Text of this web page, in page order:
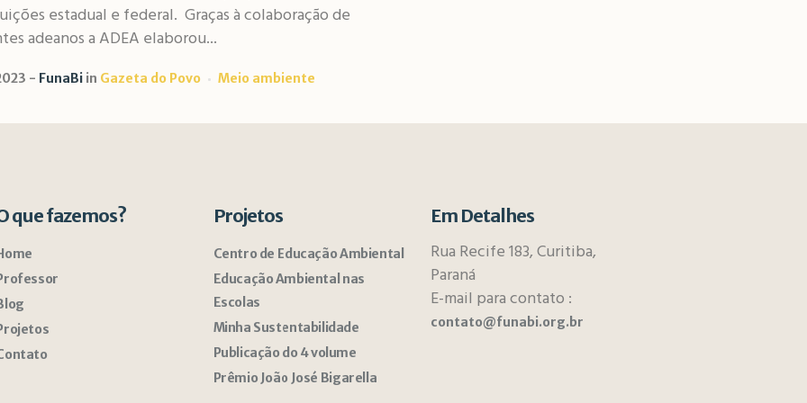
estadual e federal. Graças à colaboração de
adeanos a ADEA elaborou...
FunaBiin Gazeta do Povo Meio ambiente
que fazemos? Projetos
Centro de Educação Ambiental
Educação Ambiental nas
Escolas
Minha Sustentabilidade
Publicação do 4 volume
Prêmio João José Bigarella
Em Detalhes
Rua Recife 183, Curitiba,
Paraná
E-mail paracontato :
contato@funabi.org.br